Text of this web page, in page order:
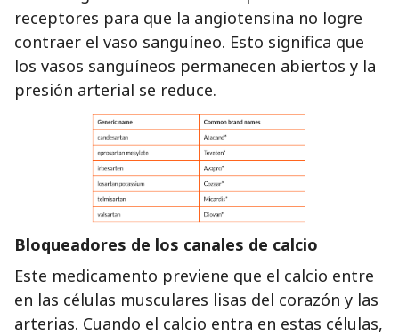
receptores para que la angiotensina no logre
contraer el vaso sanguíneo. Esto significa que
los vasos sanguíneos permanecen abiertos y la
presión arterial se reduce.
Bloqueadores de los canales de calcio
Este medicamento previene que el calcio entre
en las células musculares lisas del corazón y las
arterias. Cuando el calcio entra en estas células,